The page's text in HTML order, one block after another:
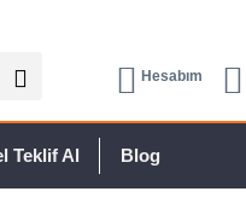
Hesabım
Teklif Al Blog